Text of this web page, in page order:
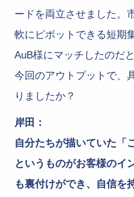
ードを両立させました。
軟にピボットできる短期
AuB様にマッチしたのだ
今回のアウトプットで、
りましたか？
岸田：
自分たちが描いていた「
というものがお客様のイ
も裏付けができ、自信を